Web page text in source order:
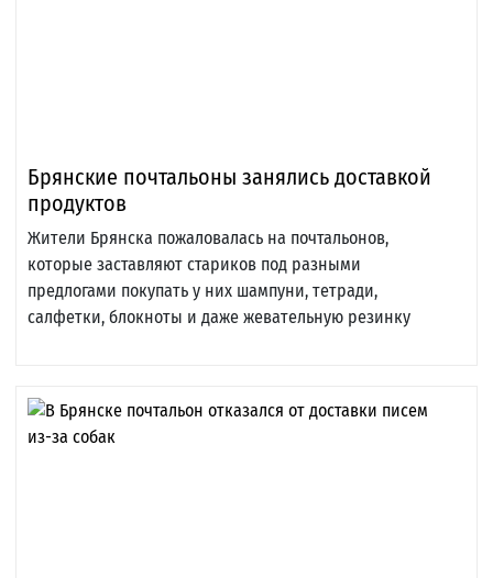
Брянские почтальоны занялись доставкой
продуктов
Жители Брянска пожаловалась на почтальонов,
которые заставляют стариков под разными
предлогами покупать у них шампуни, тетради,
салфетки, блокноты и даже жевательную резинку